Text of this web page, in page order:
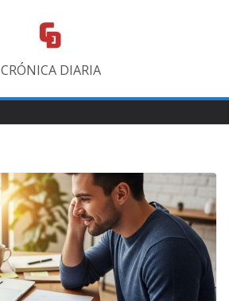
CRÓNICA DIARIA